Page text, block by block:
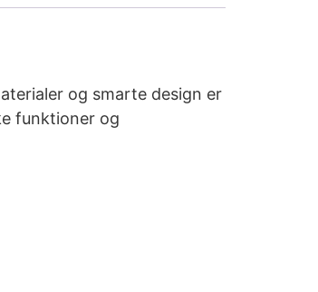
og smarte design er
funktioner og